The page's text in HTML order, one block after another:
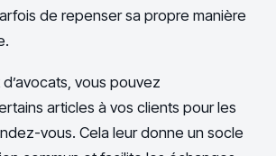
de repenser sa propre manière
vous pouvez
articles à vos clients pour les
vous. Cela leur donne un socle